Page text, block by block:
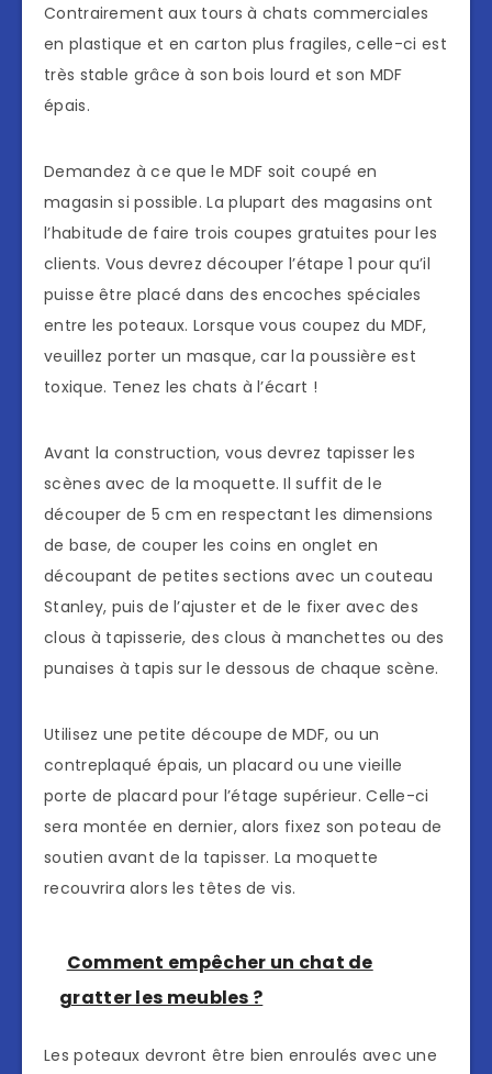
Contrairement aux tours à chats commerciales
en plastique et en carton plus fragiles, celle-ci est
très stable grâce à son bois lourd et son MDF
épais.
Demandez à ce que le MDF soit coupé en
magasin si possible. La plupart des magasins ont
l’habitude de faire trois coupes gratuites pour les
clients. Vous devrez découper l’étape 1 pour qu’il
puisse être placé dans des encoches spéciales
entre les poteaux. Lorsque vous coupez du MDF,
veuillez porter un masque, car la poussière est
toxique. Tenez les chats à l’écart !
Avant la construction, vous devrez tapisser les
scènes avec de la moquette. Il suffit de le
découper de 5 cm en respectant les dimensions
de base, de couper les coins en onglet en
découpant de petites sections avec un couteau
Stanley, puis de l’ajuster et de le fixer avec des
clous à tapisserie, des clous à manchettes ou des
punaises à tapis sur le dessous de chaque scène.
Utilisez une petite découpe de MDF, ou un
contreplaqué épais, un placard ou une vieille
porte de placard pour l’étage supérieur. Celle-ci
sera montée en dernier, alors fixez son poteau de
soutien avant de la tapisser. La moquette
recouvrira alors les têtes de vis.
Comment empêcher un chat de
gratter les meubles ?
Les poteaux devront être bien enroulés avec une